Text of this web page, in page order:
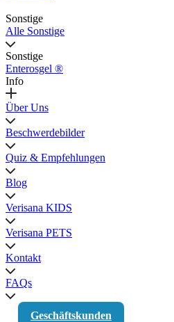
Sonstige
Alle Sonstige
Sonstige
Enterosgel ®
Info
Über Uns
Beschwerdebilder
Quiz & Empfehlungen
Blog
Verisana KIDS
Verisana PETS
Kontakt
FAQs
Geschäftskunden